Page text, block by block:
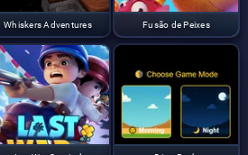
Whiskers Adventures Fusão de Peixes